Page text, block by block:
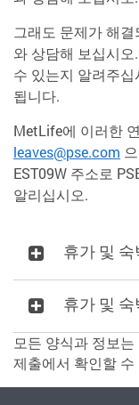
그래도 문제가 해
와 상담해 보십시
수 있는지 알려주
됩니다.
MetLife에 이러한
leaves@pse.com
EST09W 주소로
알리십시오.
휴가 및
휴가 및 숙
모든 양식과 정보는
제출에서 확인할 수